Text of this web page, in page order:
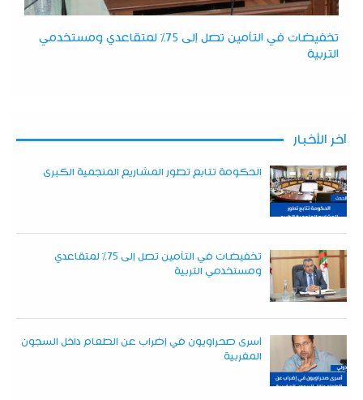
تخفيضات في التأمين تصل إلى 75% لمتقاعدي ومستخدمي
التربية
آخر الأخبار
الحكومة تتابع تطور المشاريع المنجمية الكبرى
تخفيضات في التأمين تصل إلى 75% لمتقاعدي
ومستخدمي التربية
أسرى صحراويون في إضراب عن الطعام داخل السجون
المغربية